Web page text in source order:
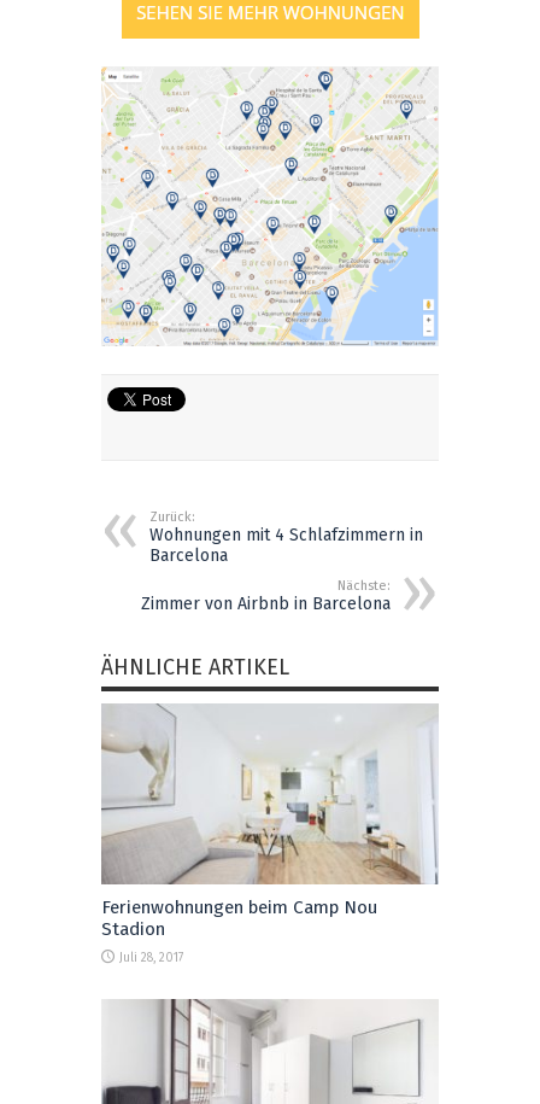
Zurück:
Wohnungen mit 4 Schlafzimmern in
Barcelona
Nächste:
Zimmer von Airbnb in Barcelona
ÄHNLICHE ARTIKEL
Ferienwohnungen beim Camp Nou
Stadion
Juli 28, 2017